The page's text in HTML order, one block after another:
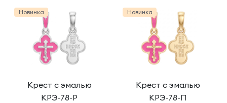
Новинка
Крест с эмалью
КРЭ-78-Р
Новинка
Крест с эмалью
КРЭ-78-П